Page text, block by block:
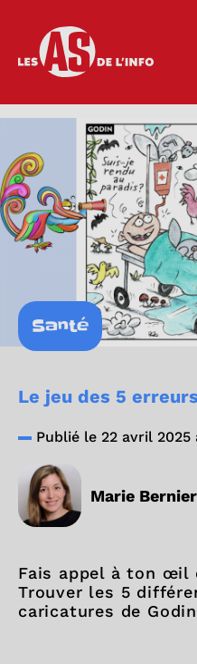
Les as de
Santé
Le jeu des 5
Publié le 22 avril 2025
Marie Bernier
Fais appel à ton œil
Trouver les 5
caricatures de